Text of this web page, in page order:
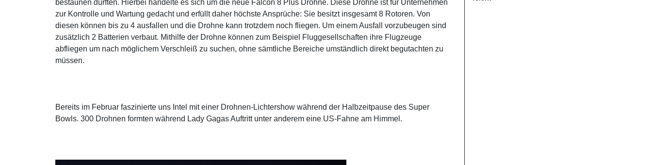
bestaunen durften. Hierbei handelte es sich um die neue Falcon 8 Plus Drohne. Diese Drohne ist für Unternehmen
zur Kontrolle und Wartung gedacht und erfüllt daher höchste Ansprüche: Sie besitzt insgesamt 8 Rotoren. Von
diesen können bis zu 4 ausfallen und die Drohne kann trotzdem noch fliegen. Um einem Ausfall vorzubeugen sind
zusätzlich 2 Batterien verbaut. Mithilfe der Drohne können zum Beispiel Fluggesellschaften ihre Flugzeuge
abfliegen um nach möglichem Verschleiß zu suchen, ohne sämtliche Bereiche umständlich direkt begutachten zu
müssen.
Bereits im Februar faszinierte uns Intel mit einer Drohnen-Lichtershow während der Halbzeitpause des Super
Bowls. 300 Drohnen formten während Lady Gagas Auftritt unter anderem eine US-Fahne am Himmel.